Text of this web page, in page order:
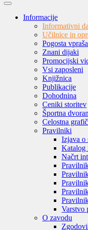
Informacije
Informativni
Učilnice in
Pogosta
Znani dijaki
Promocijski
Vsi zaposleni
Knjižnica
Publikacije
Dohodnina
Ceniki storitev
Športna
Celostna
Pravilniki
Izjava
Katalog
Načrt
Varstvo
O zavodu